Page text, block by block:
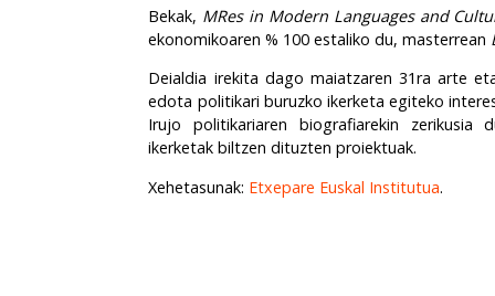
Bekak, MRes in Modern Languages and
ekonomikoaren % 100 estaliko du, masterrean
Deialdia irekita dago maiatzaren 31ra arte
edota politikari buruzko ikerketa egiteko
Irujo politikariaren biografiarekin
ikerketak biltzen dituzten proiektuak.
Xehetasunak: Etxepare Euskal Institutua.